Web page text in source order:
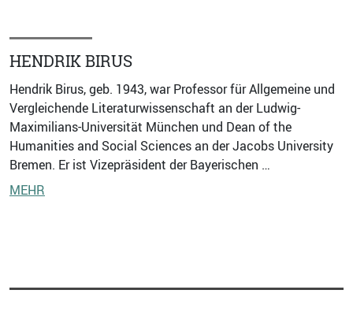
HENDRIK BIRUS
Hendrik Birus, geb. 1943, war Professor für Allgemeine und
Vergleichende Literaturwissenschaft an der Ludwig-
Maximilians-Universität München und Dean of the
Humanities and Social Sciences an der Jacobs University
Bremen. Er ist Vizepräsident der Bayerischen …
MEHR